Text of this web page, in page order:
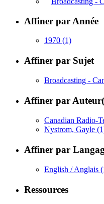
Affiner par Année
1970 (1)
Affiner par Sujet
Broadcasting -
Affiner par
Canadian Radio-
Nystrom, Gayle
Affiner par
English / Anglais
Ressources